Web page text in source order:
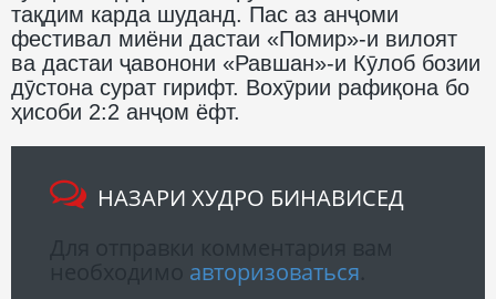
тақдим карда шуданд. Пас аз анҷоми
фестивал миёни дастаи «Помир»-и вилоят
ва дастаи ҷавонони «Равшан»-и Кӯлоб бозии
дӯстона сурат гирифт. Вохӯрии рафиқона бо
ҳисоби 2:2 анҷом ёфт.
НАЗАРИ ХУДРО БИНАВИСЕД
авторизоваться